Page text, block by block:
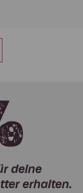
deine
erhalten.